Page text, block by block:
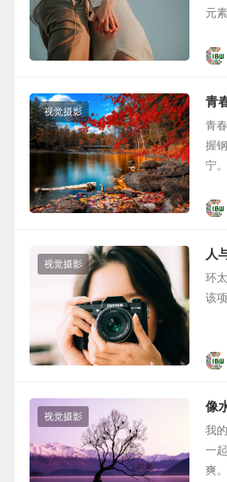
元
视觉摄影
青
青
握
宁
视觉摄影
人
环
该
视觉摄影
像
我
一
爽